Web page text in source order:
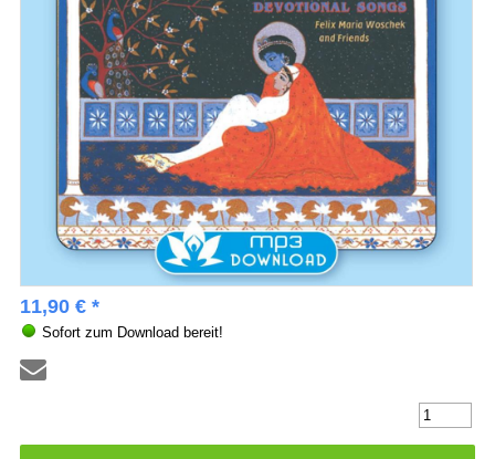
11,90 € *
Sofort zum Download bereit!